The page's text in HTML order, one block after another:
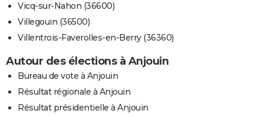
Vicq-sur-Nahon (36600)
Villegouin (36500)
Villentrois-Faverolles-en-Berry (36360)
Autour des élections à Anjouin
Bureau de vote à Anjouin
Résultat régionale à Anjouin
Résultat présidentielle à Anjouin